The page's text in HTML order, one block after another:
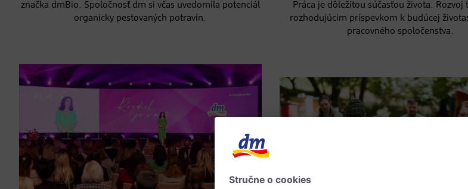
značka dmBio. Spoločnosť dm si včas uvedomila potenciál
organicky pestovaných potravín.
Práca je dôležitou súčasťou života. Rozvoj
rozhodujúcim príspevkom k budúcej
pracovného spoločenstva.